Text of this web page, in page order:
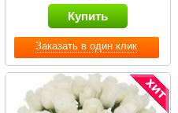
Заказать в один клик
Купить